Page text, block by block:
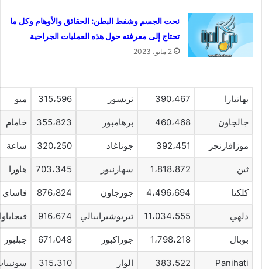
نحت الجسم وشفط البطن: الحقائق والأوهام وكل ما
تحتاج إلى معرفته حول هذه العمليات الجراحية
2 مايو، 2023
بهاتبارا 390،467 ثريسور 315،596 ميو
جالجاون 460،468 برهامبور 355،823 خامام
موزافارنجر 392،451 جوناغاد 320،250 ساعة
ثين 1،818،872 سهارنبور 703،345 هاورا
كلكتا 4،496،694 جورجاون 876،824 فاساي
دلهي 11،034،555 تيريوشيراببالي 916،674
بوبال 1،798،218 جوراكبور 671،048 جبلبور
Panihati 383،522 الوار 315،310